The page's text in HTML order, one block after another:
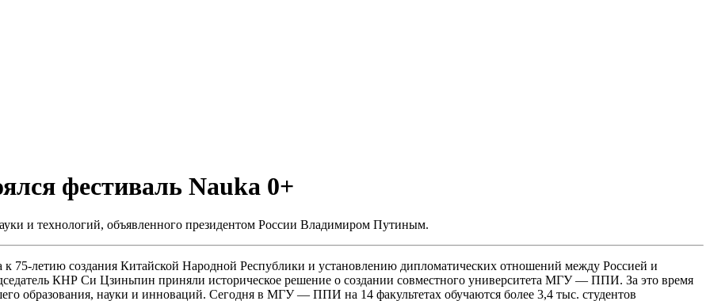
фестиваль Nauka 0+
и технологий, объявленного президентом России Владимиром Путиным.
75-летию создания Китайской Народной Республики и установлению дипломатических отношений между Россией и
КНР Си Цзиньпин приняли историческое решение о создании совместного университета МГУ — ППИ. За это время
образования, науки и инноваций. Сегодня в МГУ — ППИ на 14 факультетах обучаются более 3,4 тыс. студентов